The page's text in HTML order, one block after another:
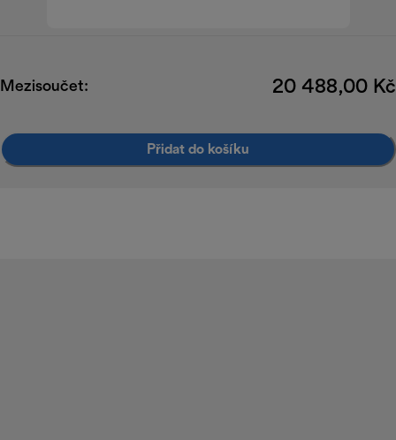
Mezisoučet: 20 488,00 Kč
Přidat do košíku